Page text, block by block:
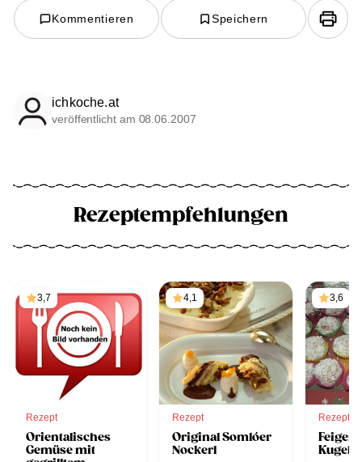
Kommentieren Speichern
ichkoche.at
veröffentlicht am 08.06.2007
Rezeptempfehlungen
3,7
Rezept
Orientalisches
Gemüse mit
4,1
Rezept
Original Somlóer
Nockerl
3,6
Rezept
Kugeln